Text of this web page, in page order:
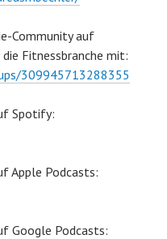
Community auf
Fitnessbranche mit:
309945713288355
Spotify:
Apple Podcasts:
Google Podcasts: